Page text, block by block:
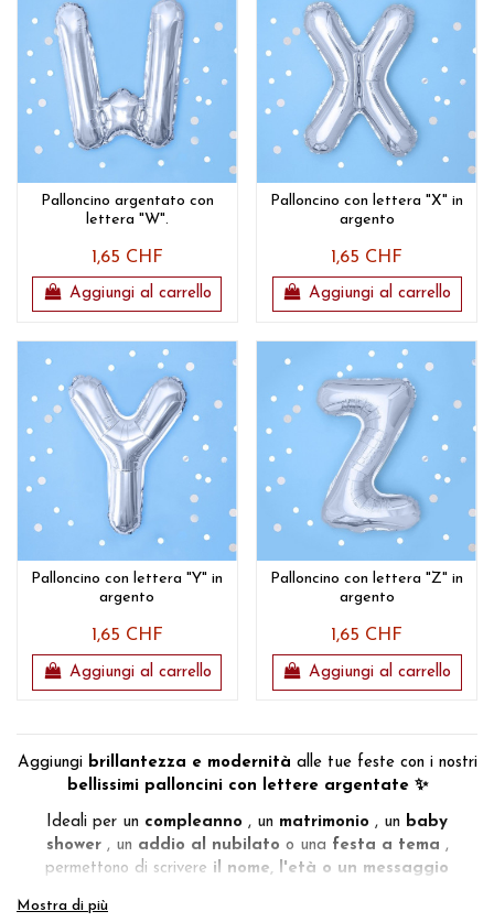
Palloncino argentato con
lettera "W".
1,65 CHF
Aggiungi al carrello
Palloncino con lettera "X" in
argento
1,65 CHF
Aggiungi al carrello
Palloncino con lettera "Y" in
argento
1,65 CHF
Aggiungi al carrello
Palloncino con lettera "Z" in
argento
1,65 CHF
Aggiungi al carrello
Aggiungi brillantezza e modernità alle tue feste con i nostri
bellissimi palloncini con lettere argentate ✨
Ideali per un compleanno , un matrimonio , un baby
shower , un addio al nubilato o una festa a tema ,
permettono di scrivere il nome, l'età o un messaggio
Mostra di più